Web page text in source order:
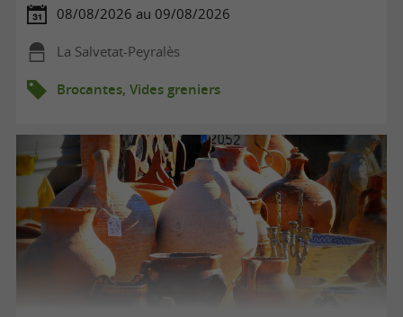
08/08/2026 au 09/08/2026
La Salvetat-Peyralès
Brocantes, Vides greniers